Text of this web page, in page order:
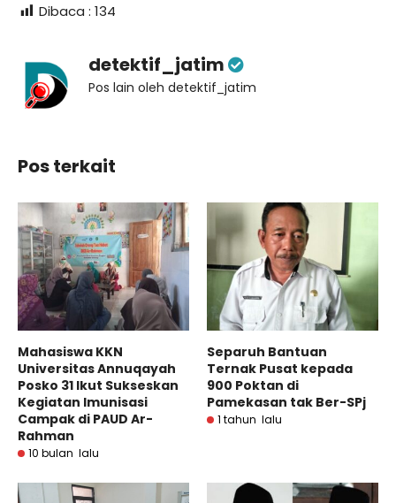
Dibaca : 134
detektif_jatim
Pos lain oleh detektif_jatim
Pos terkait
Mahasiswa KKN
Universitas Annuqayah
Posko 31 Ikut Sukseskan
Kegiatan Imunisasi
Campak di PAUD Ar-
Rahman
10 bulan lalu
Separuh Bantuan
Ternak Pusat kepada
900 Poktan di
Pamekasan tak Ber-SPj
1 tahun lalu